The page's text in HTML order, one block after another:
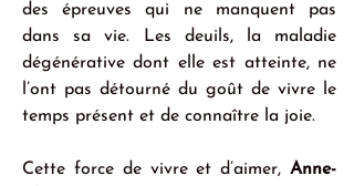
des épreuves qui ne manquent pas
dans sa vie. Les deuils, la maladie
dégénérative dont elle est atteinte, ne
l’ont pas détourné du goût de vivre le
temps présent et de connaître la joie.
Cette force de vivre et d’aimer, Anne-